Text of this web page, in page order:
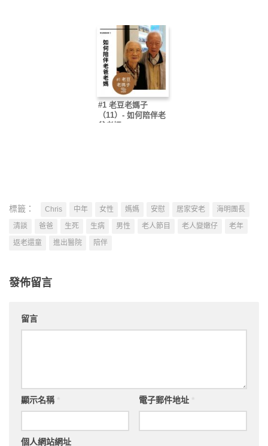
#1 老豆老媽子
（11）- 如何陪伴老
爸老媽
標籤： Chris 中年 女性 媽媽 安慰 居家安老
海明團長
清談
爸爸 生死 生病 男性 老人節目 老人變嫩仔
老年
返老還童
進出醫院 陪伴
發佈留言
留言
顯示名稱 電子郵件地址
個人網站網址